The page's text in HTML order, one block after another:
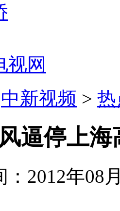
视网
中新视频 >
逼停上
：2012年08